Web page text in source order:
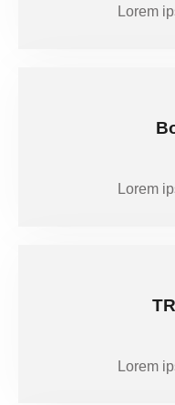
Lorem
Lorem
Lorem